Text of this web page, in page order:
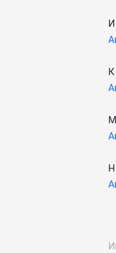
И
К
М
Н